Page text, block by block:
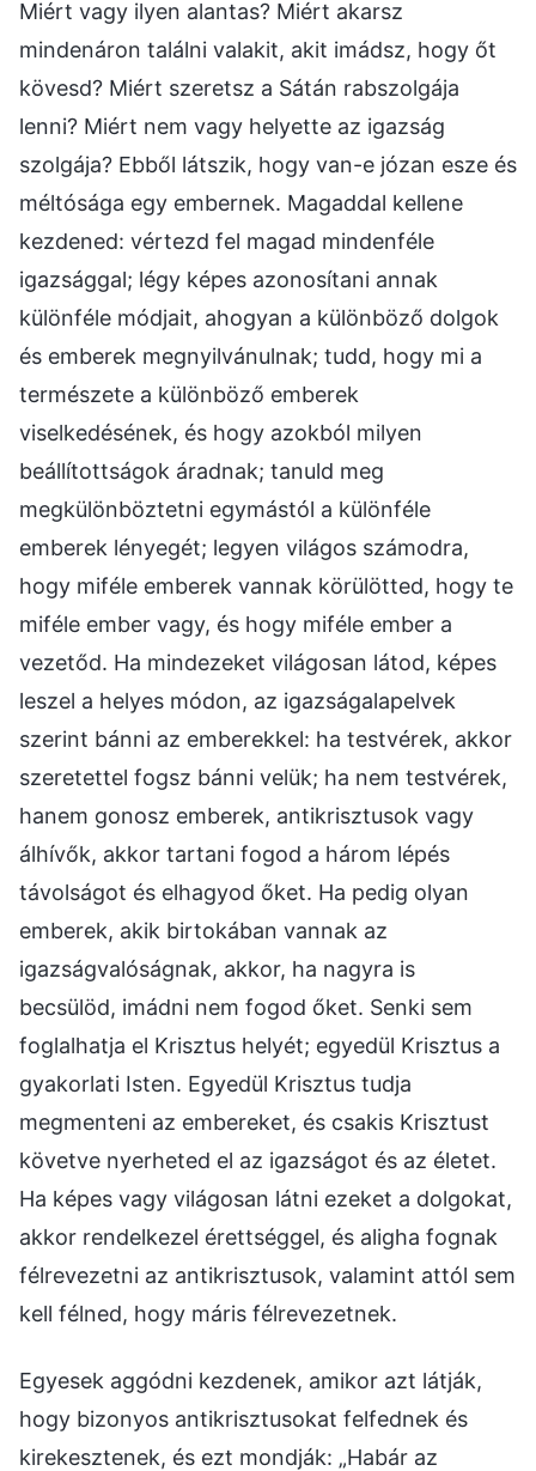
Miért vagy ilyen alantas? Miért akarsz
mindenáron találni valakit, akit imádsz, hogy őt
kövesd? Miért szeretsz a Sátán rabszolgája
lenni? Miért nem vagy helyette az igazság
szolgája? Ebből látszik, hogy van-e józan esze és
méltósága egy embernek. Magaddal kellene
kezdened: vértezd fel magad mindenféle
igazsággal; légy képes azonosítani annak
különféle módjait, ahogyan a különböző dolgok
és emberek megnyilvánulnak; tudd, hogy mi a
természete a különböző emberek
viselkedésének, és hogy azokból milyen
beállítottságok áradnak; tanuld meg
megkülönböztetni egymástól a különféle
emberek lényegét; legyen világos számodra,
hogy miféle emberek vannak körülötted, hogy te
miféle ember vagy, és hogy miféle ember a
vezetőd. Ha mindezeket világosan látod, képes
leszel a helyes módon, az igazságalapelvek
szerint bánni az emberekkel: ha testvérek, akkor
szeretettel fogsz bánni velük; ha nem testvérek,
hanem gonosz emberek, antikrisztusok vagy
álhívők, akkor tartani fogod a három lépés
távolságot és elhagyod őket. Ha pedig olyan
emberek, akik birtokában vannak az
igazságvalóságnak, akkor, ha nagyra is
becsülöd, imádni nem fogod őket. Senki sem
foglalhatja el Krisztus helyét; egyedül Krisztus a
gyakorlati Isten. Egyedül Krisztus tudja
megmenteni az embereket, és csakis Krisztust
követve nyerheted el az igazságot és az életet.
Ha képes vagy világosan látni ezeket a dolgokat,
akkor rendelkezel érettséggel, és aligha fognak
félrevezetni az antikrisztusok, valamint attól sem
kell félned, hogy máris félrevezetnek.
Egyesek aggódni kezdenek, amikor azt látják,
hogy bizonyos antikrisztusokat felfednek és
kirekesztenek, és ezt mondják: „Habár az